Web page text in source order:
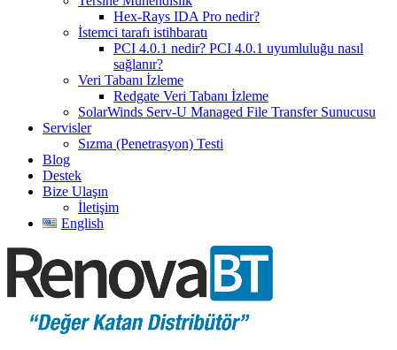
Hex-Rays IDA Pro nedir?
İstemci tarafı istihbaratı
PCI 4.0.1 nedir? PCI 4.0.1 uyumluluğu nasıl
sağlanır?
Veri Tabanı İzleme
Redgate Veri Tabanı İzleme
SolarWinds Serv-U Managed File Transfer Sunucusu
Servisler
Sızma (Penetrasyon) Testi
Blog
Destek
Bize Ulaşın
İletişim
English